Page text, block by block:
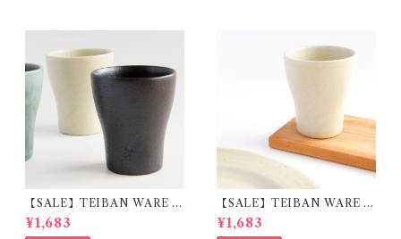
【SALE】TEIBAN WARE フ
リーカップM とび茶 陶器 明
山窯
¥1,683
【SALE】TEIBAN WARE フ
リーカップM 生成り 陶器 明
山窯
¥1,683